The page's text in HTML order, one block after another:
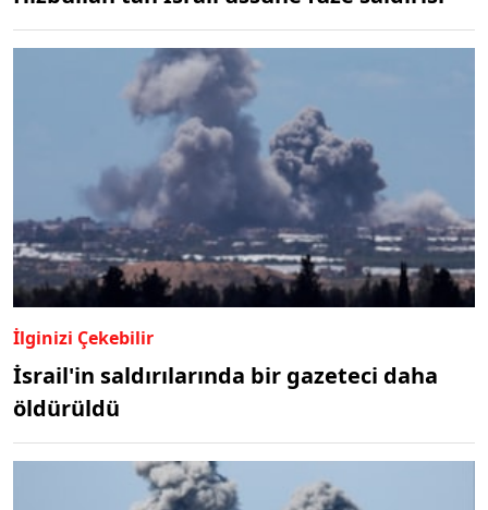
İlginizi Çekebilir
İsrail'in saldırılarında bir gazeteci daha
öldürüldü